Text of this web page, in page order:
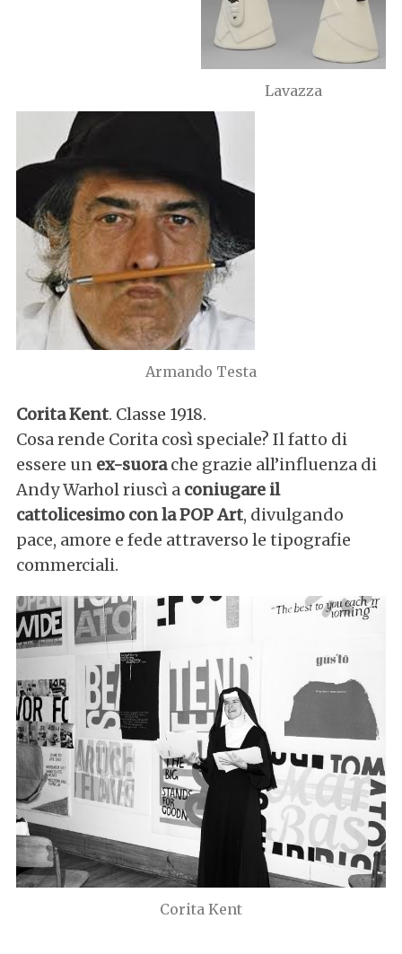
Lavazza
Armando Testa
Corita Kent. Classe 1918.
Cosa rende Corita così speciale? Il fatto di
essere un ex-suorache grazie all’influenza di
Andy Warhol riuscì a coniugare il
cattolicesimo con la POP Art, divulgando
pace, amore e fede attraverso le tipografie
commerciali.
Corita Kent